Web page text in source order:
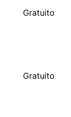
Gratuito
Gratuito